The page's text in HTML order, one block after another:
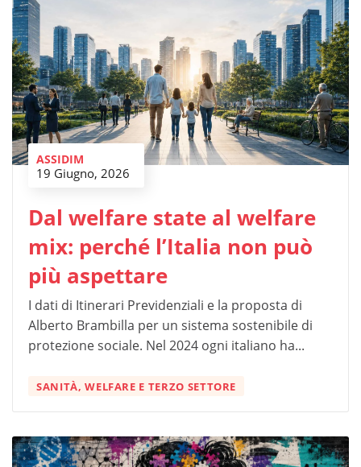
ASSIDIM
19 Giugno, 2026
Dal welfare state al welfare
mix: perché l’Italia non può
più aspettare
I dati di Itinerari Previdenziali e la proposta di
Alberto Brambilla per un sistema sostenibile di
protezione sociale. Nel 2024 ogni italiano ha...
SANITÀ, WELFARE E TERZO SETTORE